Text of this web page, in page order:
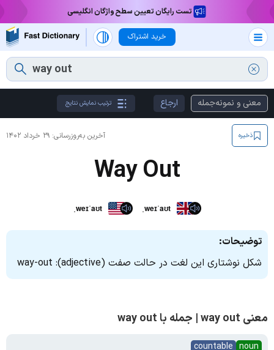
تست رایگان تعیین سطح واژگان انگلیسی
خرید اشتراک
معنی و نمونه‌جمله ارجاع ترتیب نمایش نتایج
آخرین به‌روزرسانی: ۲۹ خرداد ۱۴۰۲ ذخیره
Way Out
ˌweɪˈaʊt ˌweɪˈaʊt
توضیحات:
شکل نوشتاری این لغت در حالت صفت (adjective): way-out
معنی way out | جمله با way out
noun
countable